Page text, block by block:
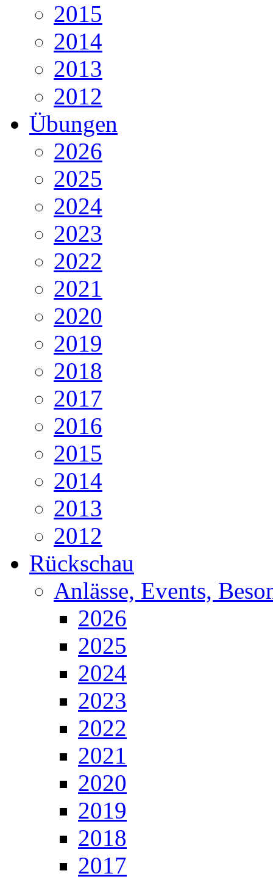
2015
2014
2013
2012
Übungen
2026
2025
2024
2023
2022
2021
2020
2019
2018
2017
2016
2015
2014
2013
2012
Rückschau
Anlässe, Events,
2026
2025
2024
2023
2022
2021
2020
2019
2018
2017